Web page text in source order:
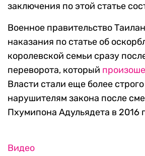
заключения по этой статье
Военное правительство
наказания по статье об
королевской семьи сразу
переворота, который
Власти стали еще более
нарушителям закона после
Пхумипона Адульядета в 2016
Видео